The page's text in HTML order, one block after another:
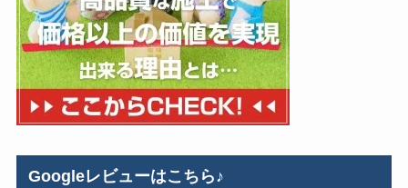
Googleレビューはこちら♪